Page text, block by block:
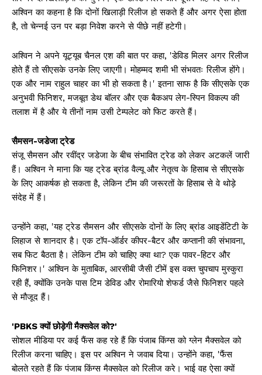
अश्विन का कहना है कि दोनों खिलाड़ी रिलीज हो सकते हैं और अगर ऐसा होता
है, तो चेन्नई उन पर बड़ा निवेश करने से पीछे नहीं हटेगी।
अश्विन ने अपने यूट्यूब चैनल एश की बात पर कहा, 'डेविड मिलर अगर रिलीज
होते हैं तो सीएसके उनके लिए जाएगी। मोहम्मद शमी भी संभवतः रिलीज होंगे।
एक और नाम राहुल चाहर का भी हो सकता है।' इतना साफ है कि सीएसके एक
अनुभवी फिनिशर, मजबूत डेथ बॉलर और एक बैकअप लेग-स्पिन विकल्प की
तलाश में है और ये तीनों नाम उसी टेम्पलेट को फिट करते हैं।
सैमसन-जडेजा ट्रेड
संजू सैमसन और रवींद्र जडेजा के बीच संभावित ट्रेड को लेकर अटकलें जारी
हैं। अश्विन ने माना कि यह ट्रेड ब्रांड वैल्यू और नेतृत्व के हिसाब से सीएसके
के लिए आकर्षक हो सकता है, लेकिन टीम की जरूरतों के हिसाब से वे थोड़े
संदेह में हैं।
उन्होंने कहा, 'यह ट्रेड सैमसन और सीएसके दोनों के लिए ब्रांड आइडेंटिटी के
लिहाज से शानदार है। एक टॉप-ऑर्डर कीपर-बैटर और कप्तानी की संभावना,
सब फिट बैठता है। लेकिन टीम को चाहिए क्या था? एक पावर-हिटर और
फिनिशर।' अश्विन के मुताबिक, आरसीबी जैसी टीमें इस वक्त चुपचाप मुस्कुरा
रही हैं, क्योंकि उनके पास टिम डेविड और रोमारियो शेफर्ड जैसे फिनिशर पहले
से मौजूद हैं।
'PBKS क्यों छोड़ेगी मैक्सवेल को?'
सोशल मीडिया पर कई फैंस कह रहे हैं कि पंजाब किंग्स को ग्लेन मैक्सवेल को
रिलीज करना चाहिए। इस पर अश्विन ने जवाब दिया। उन्होंने कहा, 'फैंस
बोलते रहते हैं कि पंजाब किंग्स मैक्सवेल को रिलीज करे। भाई वह ऐसा क्यों